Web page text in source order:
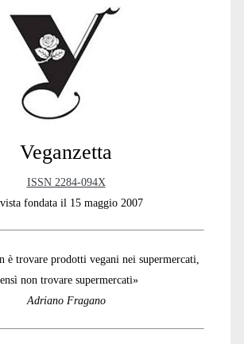
Veganzetta
ISSN 2284-094X
fondata il 15 maggio 2007
è trovare prodotti vegani nei supermercati,
non trovare supermercati»
Adriano Fragano